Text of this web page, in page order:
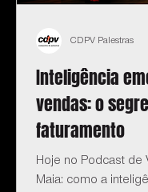
Inteligência
vendas: o
faturamento
Hoje no Podcast de
Maia: como a
CDPV Palestras